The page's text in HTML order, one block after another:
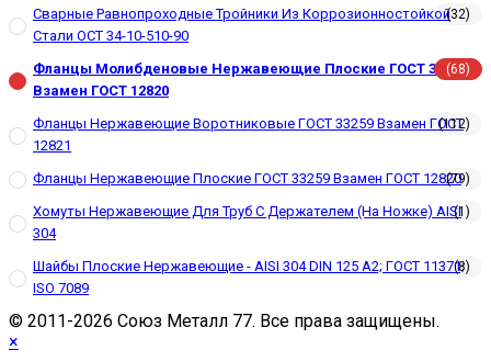
Сварные Равнопроходные Тройники Из Коррозионностойкой
Стали ОСТ 34-10-510-90
(32)
Фланцы Молибденовые Нержавеющие Плоские ГОСТ 33259
Взамен ГОСТ 12820
(68)
Фланцы Нержавеющие Воротниковые ГОСТ 33259 Взамен ГОСТ
12821
(112)
Фланцы Нержавеющие Плоские ГОСТ 33259 Взамен ГОСТ 12820
(79)
Хомуты Нержавеющие Для Труб С Держателем (на Ножке) AISI
304
(1)
Шайбы Плоские Нержавеющие - AISI 304 DIN 125 A2; ГОСТ 11371;
ISO 7089
(8)
© 2011-2026 Cоюз Металл 77. Все права защищены.
×